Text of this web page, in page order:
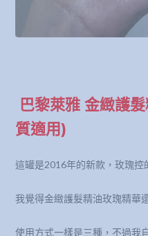
巴黎萊雅 金緻護
質適用)
這罐是2016年的新款，玫瑰控
我覺得金緻護髮精油玫瑰精華
使用方式一樣是三種，不過我